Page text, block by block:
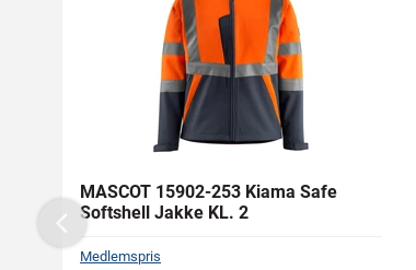
MASCOT 15902-253 Kiama Safe
Softshell Jakke KL. 2
Medlemspris
Previous